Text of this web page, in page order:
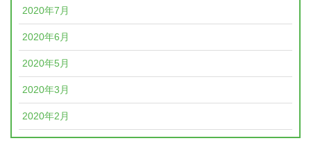
2020年7月
2020年6月
2020年5月
2020年3月
2020年2月